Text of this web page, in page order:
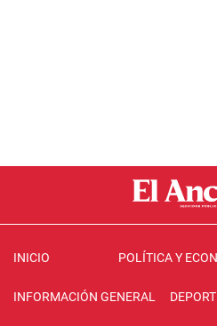
INICIO POLÍTICA Y
INFORMACIÓN GENERAL